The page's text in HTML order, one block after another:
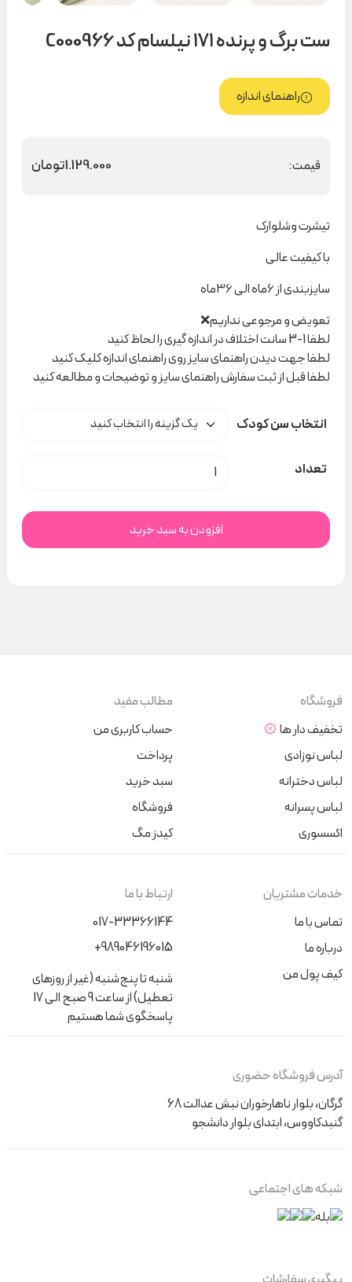
ست برگ و پرنده ۱۷۱ نیلسام کد C000966
راهنمای اندازه
قیمت: 1.129.000تومان
تیشرت وشلوارک
با کیفیت عالی
سایزبندی از ۶ماه الی ۳۶ماه
تعویض و مرجوعی نداریم❌
لطفا 1-3 سانت اختلاف در اندازه گیری را لحاظ کنید
لطفا جهت دیدن راهنمای سایز روی راهنمای اندازه کلیک کنید
لطفا قبل از ثبت سفارش راهنمای سایز و توضیحات و مطالعه کنید
انتخاب سن کودک
تعداد ست برگ و پرنده ۱۷۱ نیلسام کد C000966 عدد
افزودن به سبد خرید
فروشگاه
تخفیف دار ها
لباس نوزادی
لباس دخترانه
لباس پسرانه
اکسسوری
مطالب مفید
حساب کاربری من
پرداخت
سبد خرید
فروشگاه
کیدز مگ
خدمات مشتریان
تماس با ما
درباره ما
کیف پول من
ارتباط با ما
017-33366144
+989046196015
شنبه تا پنج‌شنبه (غیر از روزهای
تعطیل) از ساعت 9 صبح الی 17
پاسخگوی شما هستیم
آدرس فروشگاه حضوری
گرگان، بلوار ناهارخوران نبش عدالت 68
گنبدکاووس، ابتدای بلوار دانشجو
شبکه های اجتماعی